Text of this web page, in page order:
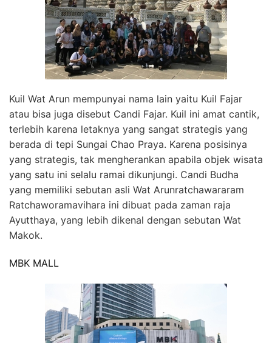
Kuil Wat Arun mempunyai nama lain yaitu Kuil Fajar
atau bisa juga disebut Candi Fajar. Kuil ini amat cantik,
terlebih karena letaknya yang sangat strategis yang
berada di tepi Sungai Chao Praya. Karena posisinya
yang strategis, tak mengherankan apabila objek wisata
yang satu ini selalu ramai dikunjungi. Candi Budha
yang memiliki sebutan asli Wat Arunratchawararam
Ratchaworamavihara ini dibuat pada zaman raja
Ayutthaya, yang lebih dikenal dengan sebutan Wat
Makok.
MBK MALL